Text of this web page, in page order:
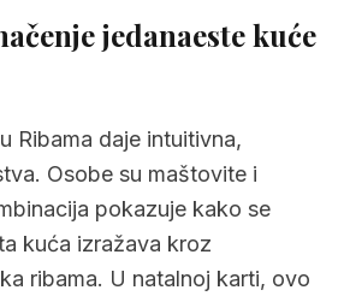
jedanaeste kuće
Ribama daje intuitivna,
Osobe su maštovite i
pokazuje kako se
kuća izražava kroz
ribama. U natalnoj karti, ovo